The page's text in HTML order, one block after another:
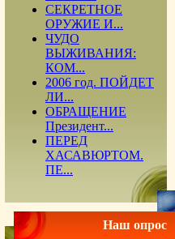
СЕКРЕТНОЕ
ОРУЖИЕ И...
ЧУДО
ВЫЖИВАНИЯ:
КОМ...
2006 год. ПОЙДЕТ
ЛИ...
ОБРАЩЕНИЕ
Президент...
ПЕРЕД
ХАСАВЮРТОМ.
ПЕ...
Наш опрос